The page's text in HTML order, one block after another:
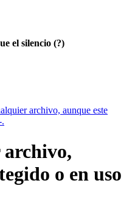
el silencio (?)
archivo, aunque este
o en uso